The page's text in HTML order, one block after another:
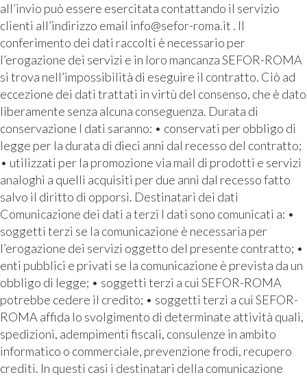
all’invio può essere esercitata contattando il servizio
clienti all’indirizzo email info@sefor-roma.it . Il
conferimento dei dati raccolti è necessario per
l’erogazione dei servizi e in loro mancanza SEFOR-ROMA
si trova nell’impossibilità di eseguire il contratto. Ciò ad
eccezione dei dati trattati in virtù del consenso, che è dato
liberamente senza alcuna conseguenza. Durata di
conservazione I dati saranno: • conservati per obbligo di
legge per la durata di dieci anni dal recesso del contratto;
• utilizzati per la promozione via mail di prodotti e servizi
analoghi a quelli acquisiti per due anni dal recesso fatto
salvo il diritto di opporsi. Destinatari dei dati
Comunicazione dei dati a terzi I dati sono comunicati a: •
soggetti terzi se la comunicazione è necessaria per
l’erogazione dei servizi oggetto del presente contratto; •
enti pubblici e privati se la comunicazione è prevista da un
obbligo di legge; • soggetti terzi a cui SEFOR-ROMA
potrebbe cedere il credito; • soggetti terzi a cui SEFOR-
ROMA affida lo svolgimento di determinate attività quali,
spedizioni, adempimenti fiscali, consulenze in ambito
informatico o commerciale, prevenzione frodi, recupero
crediti. In questi casi i destinatari della comunicazione